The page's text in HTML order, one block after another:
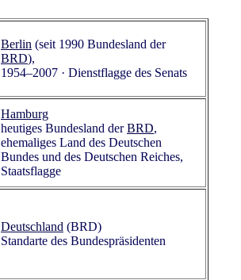
Berlin (seit 1990 Bundesland der
BRD),
1954–2007 · Dienstflagge des Senats
Hamburg
heutiges Bundesland derBRD,
ehemaliges Land des Deutschen
Bundes und des Deutschen Reiches,
Staatsflagge
Deutschland (BRD)
Standarte des Bundespräsidenten